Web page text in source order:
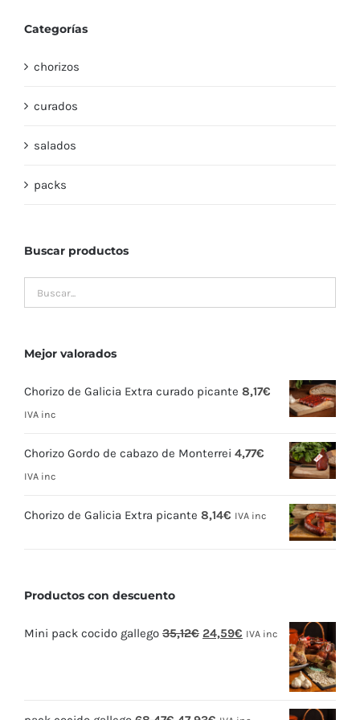
Categorías
chorizos
curados
salados
packs
Buscar productos
Mejor valorados
Chorizo de Galicia Extra curado picante 8,17€
IVA inc
Chorizo Gordo de cabazo de Monterrei 4,77€
IVA inc
Chorizo de Galicia Extra picante 8,14€ IVA inc
Productos con descuento
Mini pack cocido gallego 35,12€ El
24,59€ El
IVA inc